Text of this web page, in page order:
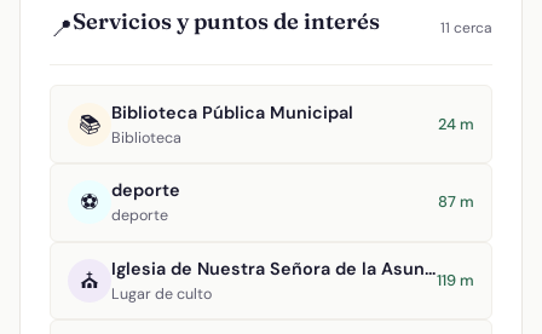
📍Servicios y puntos de interés 11 cerca
📚 Biblioteca Pública Municipal
Biblioteca
24 m
⚽ deporte
deporte
87 m
⛪ Iglesia de Nuestra Señora de la Asunción
Lugar de culto
119 m